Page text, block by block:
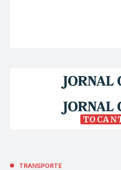
TRANSPORTE